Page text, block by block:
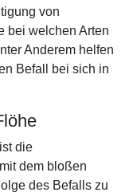
von
bei welchen Arten
Anderem helfen
Befall bei sich in
die
dem bloßen
des Befalls zu